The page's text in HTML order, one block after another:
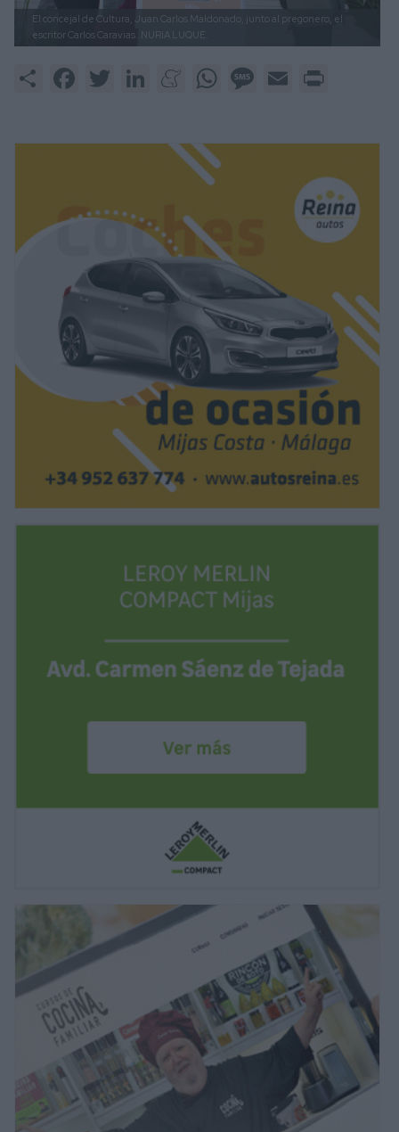
El concejal de Cultura, Juan Carlos Maldonado, junto al pregonero, el
escritor Carlos Caravias. NURIA LUQUE.
Share FacebookTwitter LinkedInMeneameWhatsAppMessage
Email